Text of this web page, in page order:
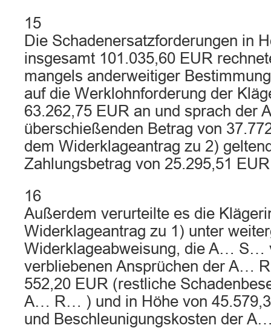
15
Die Schadenersatzforderungen in
insgesamt 101.035,60 EUR
mangels anderweitiger
auf die Werklohnforderung der
63.262,75 EUR an und sprach
überschießenden Betrag von
dem Widerklageantrag zu 2)
Zahlungsbetrag von 25.295,51
16
Außerdem verurteilte es die
Widerklageantrag zu 1) unter
Widerklageabweisung, die A… S…
verbliebenen Ansprüchen der A…
552,20 EUR (restliche
A… R… ) und in Höhe von
und Beschleunigungskosten der